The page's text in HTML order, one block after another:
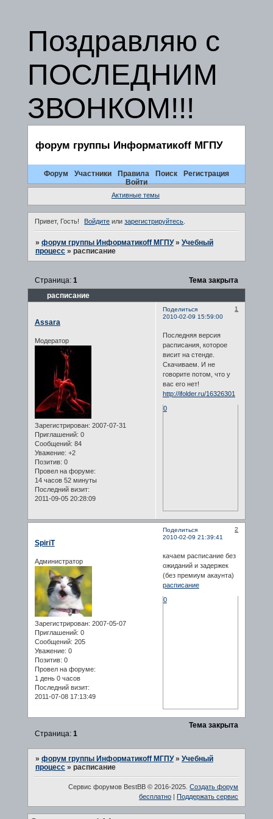
Поздравляю с
ПОСЛЕДНИМ
ЗВОНКОМ!!!
форум группы Информатикоff МГПУ
Форум Участники Правила Поиск
Регистрация
Войти
Активные темы
Привет, Гость! Войдите илизарегистрируйтесь.
» форум группы Информатикоff МГПУ » Учебный
процесс » расписание
расписание
Страница: 1 Тема закрыта
Поделиться
1
2010-02-09 15:59:00
Assara
Модератор
Зарегистрирован: 2007-07-31
Приглашений: 0
Сообщений: 84
Уважение: +2
Позитив: 0
Провел на форуме:
14 часов 52 минуты
Последний визит:
2011-09-05 20:28:09
Последняя версия
расписания, которое
висит на стенде.
Скачиваем. И не
говорите потом, что у
вас его нет!
http://ifolder.ru/16326301
0
Поделиться
2
2010-02-09 21:39:41
SpiriT
Администратор
Зарегистрирован: 2007-05-07
Приглашений: 0
Сообщений: 205
Уважение: 0
Позитив: 0
Провел на форуме:
1 день 0 часов
Последний визит:
2011-07-08 17:13:49
качаем расписание без
ожиданий и задержек
(без премиум акаунта)
расписание
0
Тема закрыта
Страница: 1
» форум группы Информатикоff МГПУ » Учебный
процесс » расписание
Сервис форумов BestBB © 2016-2025.Создать форум
бесплатно |Поддержать сервис